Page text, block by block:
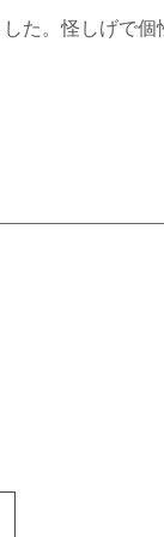
た。怪しげで個